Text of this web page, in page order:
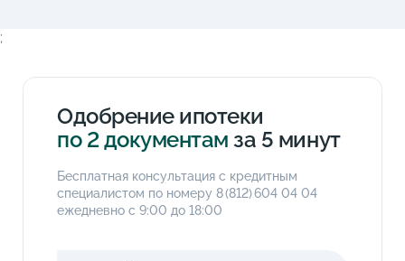
;
Одобрение ипотеки
по 2 документам за 5 минут
Бесплатная консультация с кредитным
специалистом по номеру8 (812) 604 04 04
ежедневно с 9:00 до 18:00